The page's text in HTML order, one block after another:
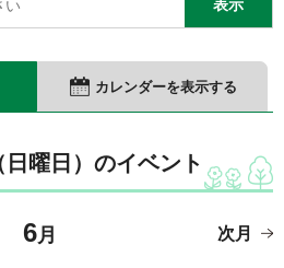
カレンダーを表示する
曜日）のイベント
6月 次月